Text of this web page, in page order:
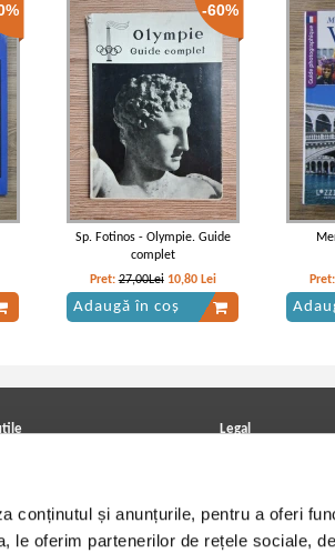
conținutul și anunțurile, pentru a oferi
le oferim partenerilor de rețele sociale,
-60%
Sp. Fotinos - Olympie. Guide
complet
Pret:27,00Lei 10,80 Lei
Adaugă în coș
casete, CD/DVD
Legal
Termeni si conditii
Utilizare cookie-uri